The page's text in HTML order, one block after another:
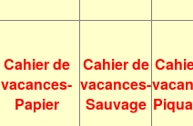
Cahier de
vacances-
Papier
Cahier de
vacances-
Sauvage